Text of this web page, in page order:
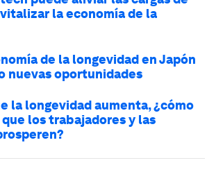
la economía de la
de la longevidad en Japón
nuevas oportunidades
la longevidad aumenta, ¿cómo
los trabajadores y las